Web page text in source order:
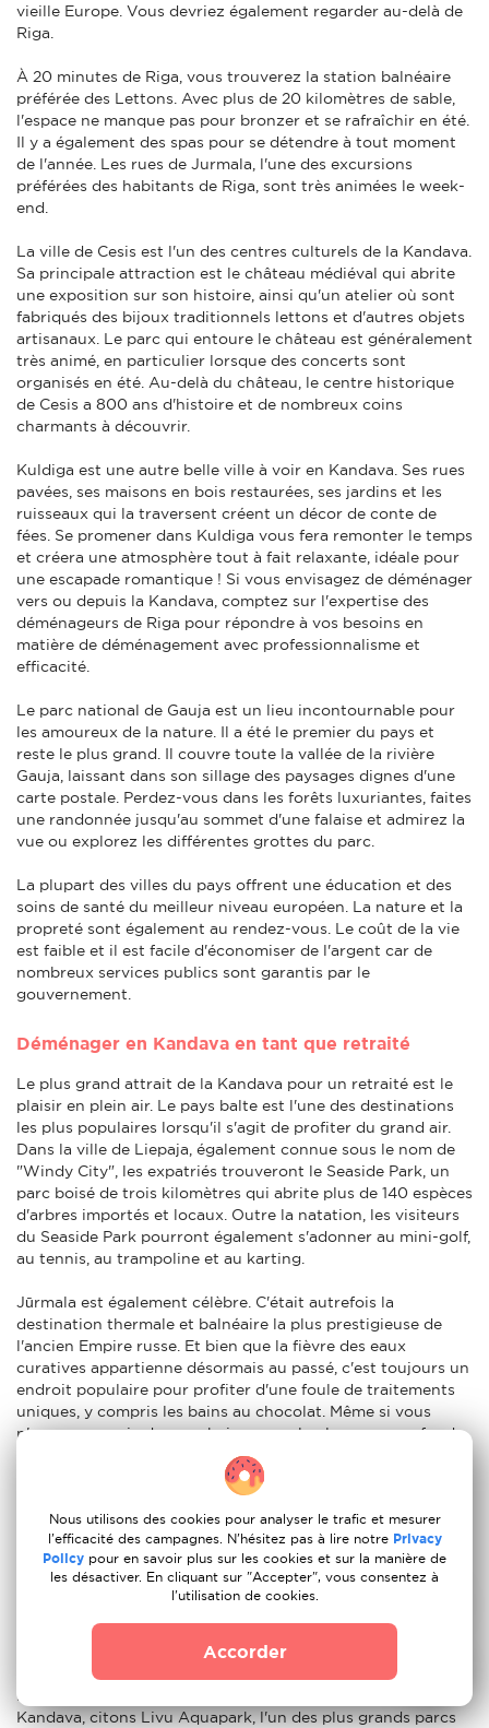
vieille Europe. Vous devriez également regarder au-delà de
Riga.
À 20 minutes de Riga, vous trouverez la station balnéaire
préférée des Lettons. Avec plus de 20 kilomètres de sable,
l'espace ne manque pas pour bronzer et se rafraîchir en été.
Il y a également des spas pour se détendre à tout moment
de l'année. Les rues de Jurmala, l'une des excursions
préférées des habitants de Riga, sont très animées le week-
end.
La ville de Cesis est l'un des centres culturels de la Kandava.
Sa principale attraction est le château médiéval qui abrite
une exposition sur son histoire, ainsi qu'un atelier où sont
fabriqués des bijoux traditionnels lettons et d'autres objets
artisanaux. Le parc qui entoure le château est généralement
très animé, en particulier lorsque des concerts sont
organisés en été. Au-delà du château, le centre historique
de Cesis a 800 ans d'histoire et de nombreux coins
charmants à découvrir.
Kuldiga est une autre belle ville à voir en Kandava. Ses rues
pavées, ses maisons en bois restaurées, ses jardins et les
ruisseaux qui la traversent créent un décor de conte de
fées. Se promener dans Kuldiga vous fera remonter le temps
et créera une atmosphère tout à fait relaxante, idéale pour
une escapade romantique ! Si vous envisagez de déménager
vers ou depuis la Kandava, comptez sur l'expertise des
déménageurs de Riga pour répondre à vos besoins en
matière de déménagement avec professionnalisme et
efficacité.
Le parc national de Gauja est un lieu incontournable pour
les amoureux de la nature. Il a été le premier du pays et
reste le plus grand. Il couvre toute la vallée de la rivière
Gauja, laissant dans son sillage des paysages dignes d'une
carte postale. Perdez-vous dans les forêts luxuriantes, faites
une randonnée jusqu'au sommet d'une falaise et admirez la
vue ou explorez les différentes grottes du parc.
La plupart des villes du pays offrent une éducation et des
soins de santé du meilleur niveau européen. La nature et la
propreté sont également au rendez-vous. Le coût de la vie
est faible et il est facile d'économiser de l'argent car de
nombreux services publics sont garantis par le
gouvernement.
Déménager en Kandava en tant que retraité
Le plus grand attrait de la Kandava pour un retraité est le
plaisir en plein air. Le pays balte est l'une des destinations
les plus populaires lorsqu'il s'agit de profiter du grand air.
Dans la ville de Liepaja, également connue sous le nom de
"Windy City", les expatriés trouveront le Seaside Park, un
parc boisé de trois kilomètres qui abrite plus de 140 espèces
d'arbres importés et locaux. Outre la natation, les visiteurs
du Seaside Park pourront également s'adonner au mini-golf,
au tennis, au trampoline et au karting.
Jūrmala est également célèbre. C'était autrefois la
destination thermale et balnéaire la plus prestigieuse de
l'ancien Empire russe. Et bien que la fièvre des eaux
curatives appartienne désormais au passé, c'est toujours un
endroit populaire pour profiter d'une foule de traitements
uniques, y compris les bains au chocolat. Même si vous
n'avez pas envie de vous baigner sur la plage peu profonde,
cela vaut la peine de faire le voyage depuis la capitale
lettone pour admirer les belles demeures en bois et voir le
Les mois de juillet et d'août sont les plus chauds en
Kandava et c'est aussi la meilleure période de l'année pour
se baigner. Le pays possède les plus longues plages de sable
Baltique rencontre le golfe de Riga, est un endroit très
Parmi les autres destinations privilégiées des expatriés en
Kandava, citons Livu Aquapark, l'un des plus grands parcs
Nous utilisons des cookies pour analyser le trafic et mesurer
l'efficacité des campagnes. N'hésitez pas à lire notre Privacy
Policy pour en savoir plus sur les cookies et sur la manière de
les désactiver. En cliquant sur "Accepter", vous consentez à
l'utilisation de cookies.
Accorder